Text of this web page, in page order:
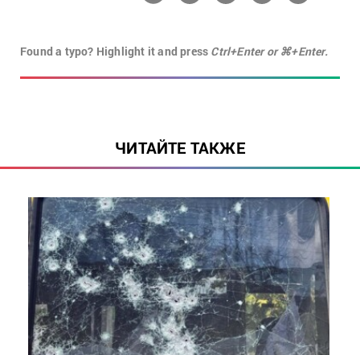
Found a typo? Highlight it and press Ctrl+Enter or ⌘+Enter.
ЧИТАЙТЕ ТАКЖЕ